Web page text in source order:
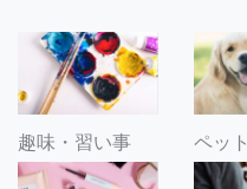
趣味・習い事 ペット